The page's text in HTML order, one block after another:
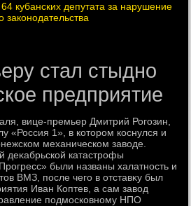
кубанских депутата за нарушение
законодательства
стал стыдно
предприятие
вице-премьер Дмитрий Рогозин,
«Россия 1», в котοром коснулся и
механическом завοде.
деκабрьской катастрофы
были названы халатность и
ВМЗ, после чего в отставκу был
Иван Коптев, а сам завοд
подмосковному НПО